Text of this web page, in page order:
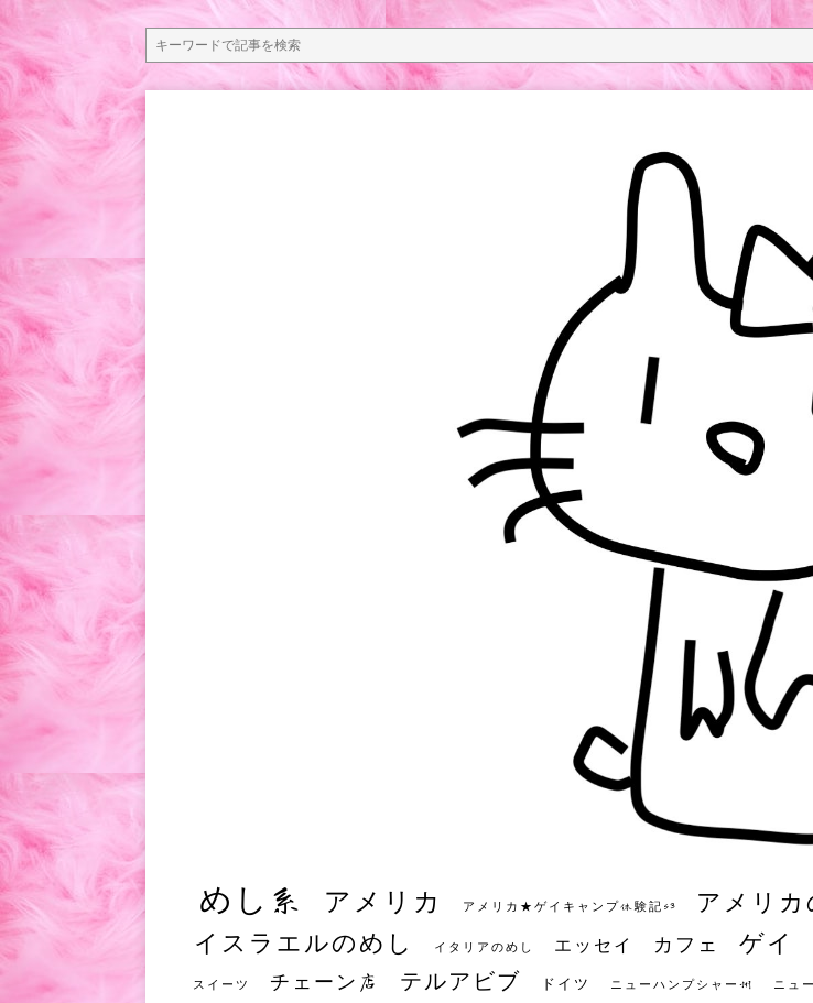
めし系 アメリカ アメリカ★ゲイキャンプ体験記S3 アメリカ
イスラエルのめし イタリアのめし エッセイ カフェ ゲイ
スイーツ チェーン店 テルアビブ ドイツ ニューハンプシャー州 ニュ